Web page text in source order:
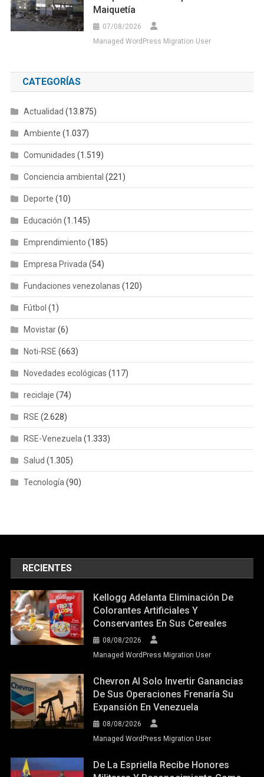
Maiquetía
07/08/2026
Managed WordPress Migration User
CATEGORÍAS
Actualidad (13.875)
Ambiente (1.037)
Comunidades (1.519)
Conciencia ambiental (221)
Deporte (10)
Educación (1.145)
Emprendimiento (185)
Empresa Privada (54)
Fundaciones venezolanas (120)
Fútbol (1)
Movistar(6)
Noti-RSE (663)
Novedades ecológicas (117)
reciclaje (74)
RSE (2.628)
RSE-Venezuela (1.333)
Salud (1.305)
Tecnología (90)
RECIENTES
Kellogg Adelanta Eliminación De
Colorantes Artificiales Y
Conservantes En Sus Cereales
08/08/2026
Managed WordPress Migration User
Chevron Al Solo Invertir Ganancias
De Sus Operaciones Frenaría Su
Expansión En Venezuela
08/08/2026
Managed WordPress Migration User
De La Espriella Recibe Honores